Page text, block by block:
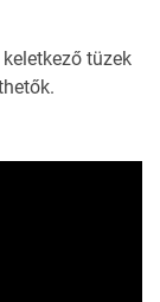
tüzek